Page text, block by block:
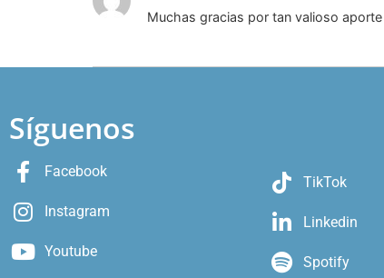
Muchas gracias por tan valioso aporte
Síguenos
Facebook
Instagram
Youtube
TikTok
Linkedin
Spotify